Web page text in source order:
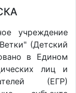
учреждение
(Детский
в Едином
лиц и
(ЕГР)